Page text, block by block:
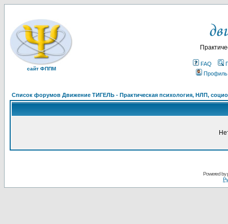
сайт ФППМ
FAQ
Профиль
Список форумов Движение ТИГЕЛЬ - Практическая психология, НЛП,
Powered by